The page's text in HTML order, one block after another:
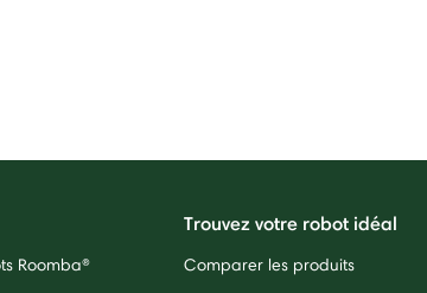
Roomba®
Trouvez votre robot idéal
Comparer les produits